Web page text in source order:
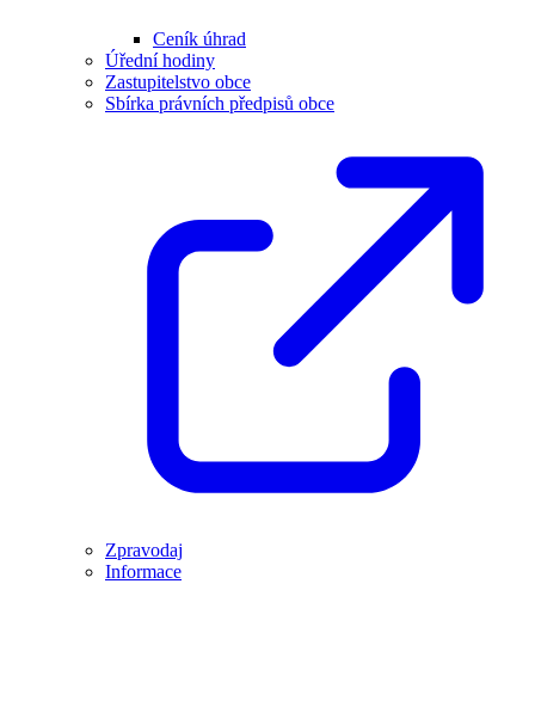
Ceník úhrad
Úřední hodiny
Zastupitelstvo obce
Sbírka právních předpisů obce
Zpravodaj
Informace